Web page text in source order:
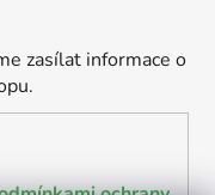
zasílat informace o